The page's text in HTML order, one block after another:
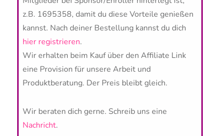
z.B. 1695358, damit du diese Vorteile genießen
kannst. Nach deiner Bestellung kannst du dich
hier registrieren.
Wir erhalten beim Kauf über den Affiliate Link
eine Provision für unsere Arbeit und
Produktberatung. Der Preis bleibt gleich.
Wir beraten dich gerne. Schreib uns eine
Nachricht.